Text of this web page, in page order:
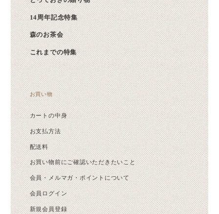
14周年記念特集
森のお茶会
これまでの特集
お買い物
カートの中身
お支払方法
配送料
お買い物前にご確認いただきたいこと
会員・メルマガ・ポイントについて
会員ログイン
新規会員登録